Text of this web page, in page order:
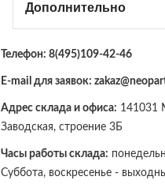
Дополнительно
Телефон: 8(495)109-42-46
E-mail для заявок:
Адрес склада и офиса: 141031
Заводская, строение 3Б
Часы работы склада:
Суббота, воскресенье -